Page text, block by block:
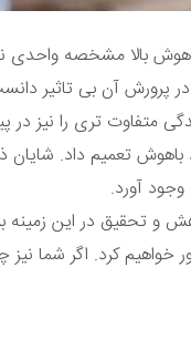
بالا مشخصه واحدی
پرورش آن بی تاثیر
متفاوت تری را نیز
باهوش تعمیم داد.
وجود آورد.
و تحقیق در این زمینه
خواهیم کرد. اگر شما